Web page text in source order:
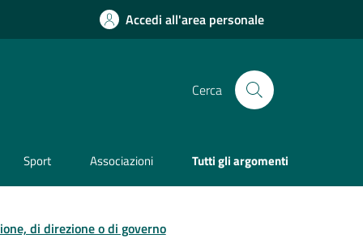
Accedi all'area personale
Cerca
Sport Associazioni Tutti gli argomenti
di direzione o di governo